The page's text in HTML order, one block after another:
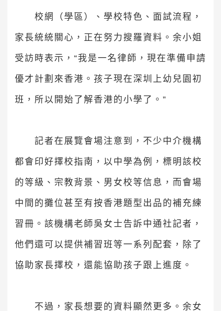
校網（學區）、學校特色、面試流程，
家長統統關心，正在努力搜羅資料。余小姐
受訪時表示，“我是一名律師，現在準備申請
優才計劃來香港。孩子現在深圳上幼兒園初
班，所以開始了解香港的小學了。”
記者在展覽會場注意到，不少中介機構
都會印好擇校指南，以中學為例，標明該校
的等級、宗教背景、男女校等信息，而會場
中間的攤位甚至有按香港題型出品的補充練
習冊。該機構老師吳女士告訴中通社記者，
他們還可以提供補習班等一系列配套，除了
協助家長擇校，還能協助孩子跟上進度。
不過，家長想要的資料顯然更多。余女